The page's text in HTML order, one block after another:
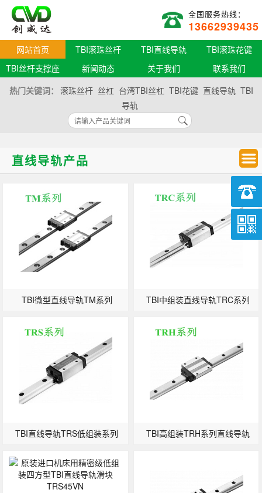
全国服务热线：
13662939435
网站首页 TBI滚珠丝杆 TBI直线导轨
TBI滚珠花键
TBI丝杆支撑座
新闻动态 关于我们
联系我们
热门关键词： 滚珠丝杆 丝杠 台湾TBI丝杠 TBI花键 直线导轨 TBI
导轨
直线导轨产品
TBI微型直线导轨TM系列 TBI中组装直线导轨TRC系列
TBI直线导轨TRS低组装系列 TBI高组装TRH系列直线导轨